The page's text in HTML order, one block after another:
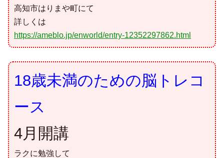
高知市はりまや町にて
詳しくは
https://ameblo.jp/enworld/entry-12352297862.html
18歳未満のための脳トレコ
ース
4月開講
ラクに勉強して